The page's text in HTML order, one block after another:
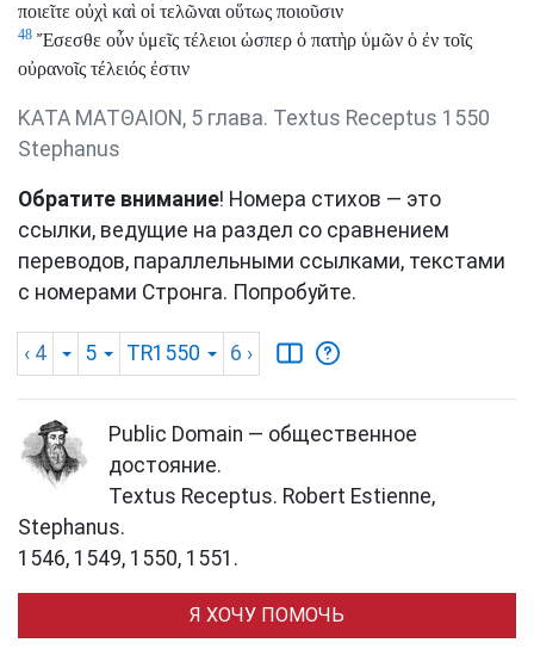
ποιεῖτε οὐχὶ καὶ οἱ τελῶναι οὕτως ποιοῦσιν
48 Ἔσεσθε οὖν ὑμεῖς τέλειοι ὡσπερ ὁ πατὴρ ὑμῶν ὁ ἐν τοῖς
οὐρανοῖς τέλειός ἐστιν
ΚΑΤΑ ΜΑΤΘΑΙΟΝ, 5 глава. Textus Receptus 1550
Stephanus
Обратите внимание! Номера стихов — это
ссылки, ведущие на раздел со сравнением
переводов, параллельными ссылками, текстами
с номерами Стронга. Попробуйте.
‹ 4 5 TR1550 6 ›
Public Domain — общественное
достояние.
Textus Receptus. Robert Estienne,
Stephanus.
1546, 1549, 1550, 1551.
Я ХОЧУ ПОМОЧЬ